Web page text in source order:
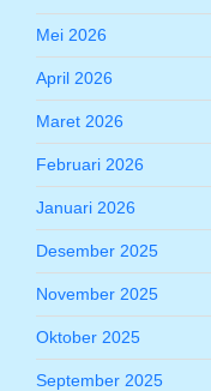
Mei 2026
April 2026
Maret 2026
Februari 2026
Januari 2026
Desember 2025
November 2025
Oktober 2025
September 2025